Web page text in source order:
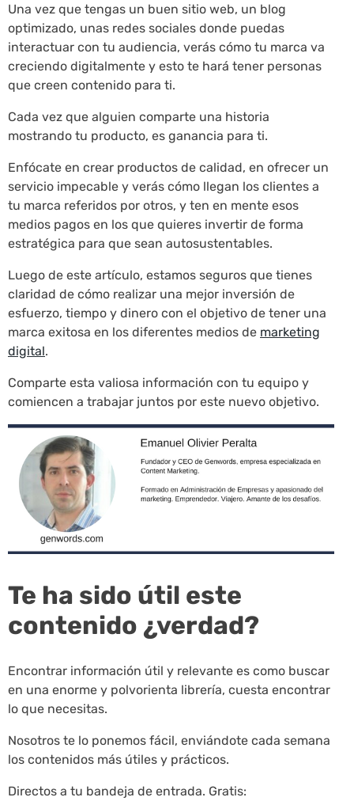
Una vez que tengas un buen sitio web, un blog
optimizado, unas redes sociales donde puedas
interactuar con tu audiencia, verás cómo tu marca va
creciendo digitalmente y esto te hará tener personas
que creen contenido para ti.
Cada vez que alguien comparte una historia
mostrando tu producto, es ganancia para ti.
Enfócate en crear productos de calidad, en ofrecer un
servicio impecable y verás cómo llegan los clientes a
tu marca referidos por otros, y ten en mente esos
medios pagos en los que quieres invertir de forma
estratégica para que sean autosustentables.
Luego de este artículo, estamos seguros que tienes
claridad de cómo realizar una mejor inversión de
esfuerzo, tiempo y dinero con el objetivo de tener una
marca exitosa en los diferentes medios de marketing
digital.
Comparte esta valiosa información con tu equipo y
comiencen a trabajar juntos por este nuevo objetivo.
Te ha sido útil este
contenido ¿verdad?
Encontrar información útil y relevante es como buscar
en una enorme y polvorienta librería, cuesta encontrar
lo que necesitas.
Nosotros te lo ponemos fácil, enviándote cada semana
los contenidos más útiles y prácticos.
Directos a tu bandeja de entrada. Gratis: